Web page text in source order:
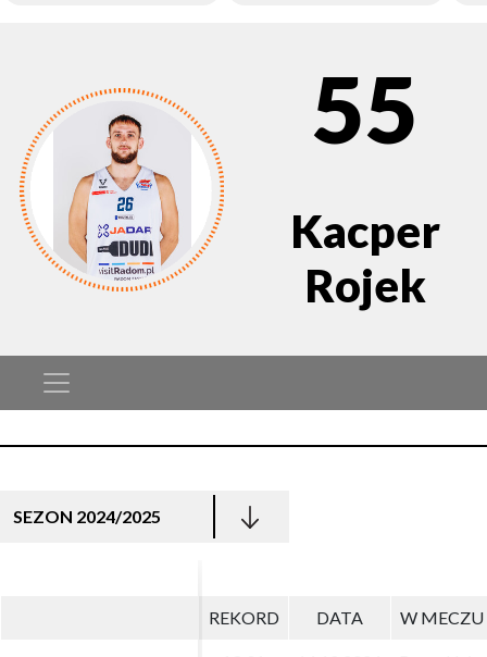
55
Kacper
Rojek
SEZON 2024/2025
REKORD DATA W MECZU
REKORD DATA W MECZU